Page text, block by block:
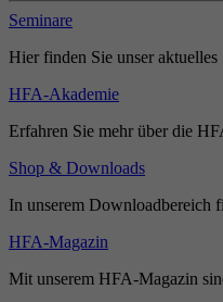
Seminare
Hier finden Sie unser
HFA-Akademie
Erfahren Sie mehr über die
Shop & Downloads
In unserem Downloadbereich
HFA-Magazin
Mit unserem HFA-Magazin